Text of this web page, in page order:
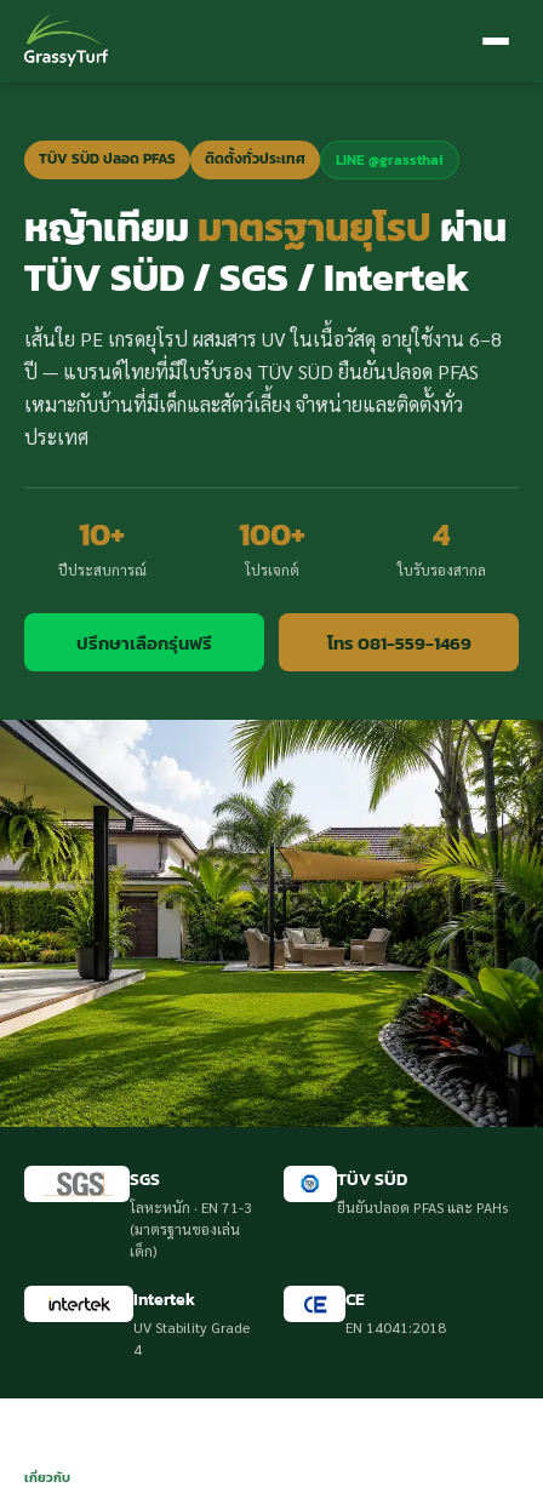
TÜV SÜD ปลอด PFAS ติดตั้งทั่วประเทศ LINE @grassthai
หญ้าเทียมมาตรฐานยุโรปผ่าน
TÜV SÜD / SGS / Intertek
เส้นใย PE เกรดยุโรป ผสมสาร UV ในเนื้อวัสดุ อายุใช้งาน 6–8
ปี — แบรนด์ไทยที่มีใบรับรอง TÜV SÜD ยืนยันปลอด PFAS
เหมาะกับบ้านที่มีเด็กและสัตว์เลี้ยง จำหน่ายและติดตั้งทั่ว
ประเทศ
10+
ปีประสบการณ์
100+
โปรเจกต์
4
ใบรับรองสากล
ปรึกษาเลือกรุ่นฟรี โทร 081-559-1469
SGS
โลหะหนัก · EN 71-3
(มาตรฐานของเล่น
เด็ก)
TÜV SÜD
ยืนยันปลอด PFAS และ PAHs
Intertek
UV Stability Grade
4
CE
EN 14041:2018
เกี่ยวกับ